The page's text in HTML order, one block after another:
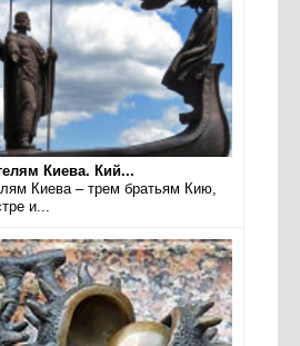
Киева. Кий...
Киева – трем братьям Кию,
и...